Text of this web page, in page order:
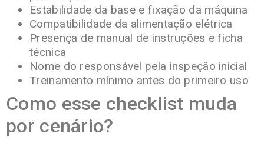
Estabilidade da base e fixação da máquina
Compatibilidade da alimentação elétrica
Presença de manual de instruções e ficha
técnica
Nome do responsável pela inspeção inicial
Treinamento mínimo antes do primeiro uso
Como esse checklist muda
por cenário?